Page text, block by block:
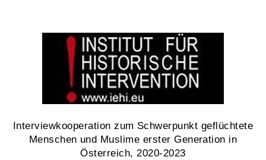
Interviewkooperation zum Schwerpunkt geflüchtete
Menschen und Muslime erster Generation in
Österreich, 2020-2023